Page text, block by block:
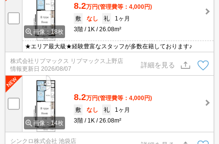
画像：18枚
8.2万円(管理費等：4,000円)
敷
なし 礼
1ヶ月
3階
1K 26.08m²
★エリア最大級★経験豊富なスタッフが多数在籍しております♪
株式会社リブマックス リブマックス上野店
情報更新日 2026/08/07
詳細を見る
画像：14枚
8.2万円(管理費等：4,000円)
敷
なし 礼
1ヶ月
3階
1K 26.08m²
シンクロ株式会社 池袋店